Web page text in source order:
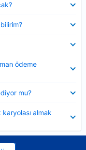
ödeme
mu?
almak